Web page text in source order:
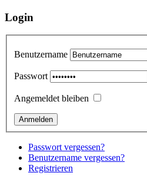
Login
Benutzername
Passwort
Angemeldet bleiben
Passwort vergessen?
Benutzername vergessen?
Registrieren